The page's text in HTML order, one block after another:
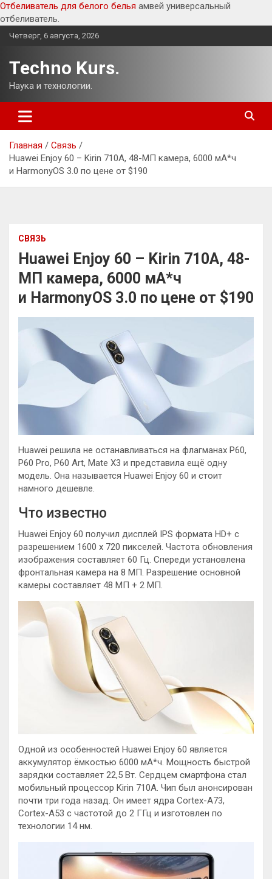
Отбеливатель для белого белья амвей универсальный
отбеливатель.
Перейти
Четверг, 6 августа, 2026
Techno Kurs.
Наука и технологии.
Главная
Связь
Huawei Enjoy 60 – Kirin 710A, 48-МП камера, 6000 мА*ч
и HarmonyOS 3.0 по цене от $190
СВЯЗЬ
Huawei Enjoy 60 – Kirin 710A, 48-
МП камера, 6000 мА*ч
и HarmonyOS 3.0 по цене от $190
Huawei решила не останавливаться на флагманах P60,
P60 Pro, P60 Art, Mate X3 и представила ещё одну
модель. Она называется Huawei Enjoy 60 и стоит
намного дешевле.
Что известно
Huawei Enjoy 60 получил дисплей IPS формата HD+ с
разрешением 1600 x 720 пикселей. Частота обновления
изображения составляет 60 Гц. Спереди установлена
фронтальная камера на 8 МП. Разрешение основной
камеры составляет 48 МП + 2 МП.
Одной из особенностей Huawei Enjoy 60 является
аккумулятор ёмкостью 6000 мА*ч. Мощность быстрой
зарядки составляет 22,5 Вт. Сердцем смартфона стал
мобильный процессор Kirin 710A. Чип был анонсирован
почти три года назад. Он имеет ядра Cortex-A73,
Cortex-A53 с частотой до 2 ГГц и изготовлен по
технологии 14 нм.